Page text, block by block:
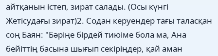
айтқанын істеп, зират салады. (Осы күнгі
Жетісудағы зират)2. Содан керуендер тағы таласқан
соң Баян: "Бәріңе бірдей тиюіме бола ма, Ана
бейіттің басына шығып секіріңдер, қай аман